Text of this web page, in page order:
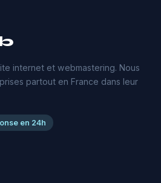
internet et webmastering. Nous
partout en France dans leur
en 24h